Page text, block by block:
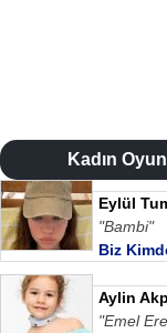
Kadın
Eylül
"Bambi"
Biz
Aylin
"Emel